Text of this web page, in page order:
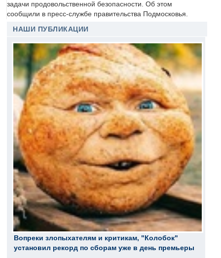
задачи продовольственной безопасности. Об этом
сообщили в пресс-службе правительства Подмосковья.
НАШИ ПУБЛИКАЦИИ
Вопреки злопыхателям и критикам, "Колобок"
установил рекорд по сборам уже в день премьеры